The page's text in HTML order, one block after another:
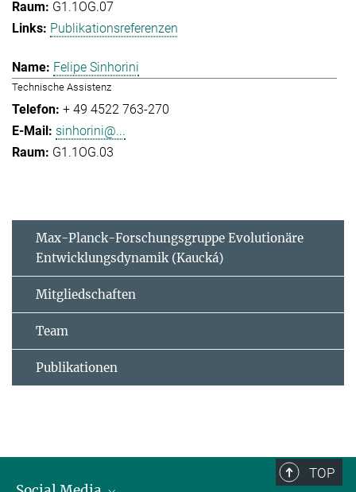
G1.1OG.07
Publikationsreferenzen
Felipe Sinhorini
Technische Assistenz
+ 49 4522 763-270
sinhorini@...
G1.1OG.03
Max-Planck-Forschungsgruppe Evolutionäre
Entwicklungsdynamik (Kaucká)
Mitgliedschaften
Team
Publikationen
TOP